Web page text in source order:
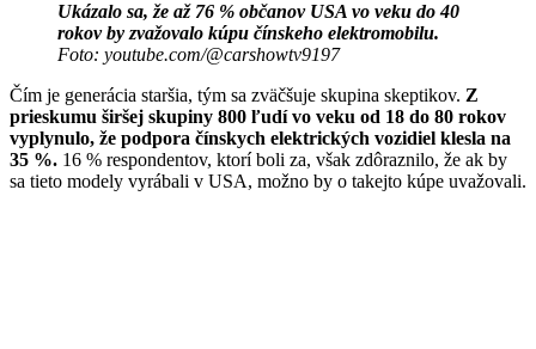
Ukázalo sa, že až 76 % občanov USA vo veku do 40
rokov by zvažovalo kúpu čínskeho elektromobilu.
Foto: youtube.com/@carshowtv9197
Čím je generácia staršia, tým sa zväčšuje skupina skeptikov. Z
prieskumu širšej skupiny 800 ľudí vo veku od 18 do 80 rokov
vyplynulo, že podpora čínskych elektrických vozidiel klesla na
35 %. 16 % respondentov, ktorí boli za, však zdôraznilo, že ak by
sa tieto modely vyrábali v USA, možno by o takejto kúpe uvažovali.